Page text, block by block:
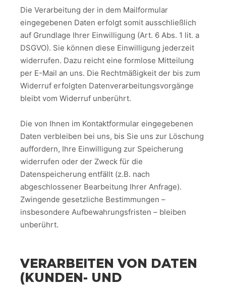
Die Verarbeitung der in dem Mailformular
eingegebenen Daten erfolgt somit ausschließlich
auf Grundlage Ihrer Einwilligung (Art. 6 Abs. 1 lit. a
DSGVO). Sie können diese Einwilligung jederzeit
widerrufen. Dazu reicht eine formlose Mitteilung
per E-Mail an uns. Die Rechtmäßigkeit der bis zum
Widerruf erfolgten Datenverarbeitungsvorgänge
bleibt vom Widerruf unberührt.
Die von Ihnen im Kontaktformular eingegebenen
Daten verbleiben bei uns, bis Sie uns zur Löschung
auffordern, Ihre Einwilligung zur Speicherung
widerrufen oder der Zweck für die
Datenspeicherung entfällt (z.B. nach
abgeschlossener Bearbeitung Ihrer Anfrage).
Zwingende gesetzliche Bestimmungen –
insbesondere Aufbewahrungsfristen – bleiben
unberührt.
VERARBEITEN VON DATEN
(KUNDEN- UND